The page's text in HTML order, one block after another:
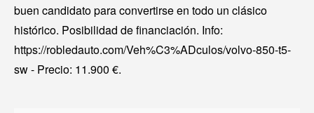
buen candidato para convertirse en todo un clásico
histórico. Posibilidad de financiación. Info:
https://robledauto.com/Veh%C3%ADculos/volvo-850-t5-
sw - Precio: 11.900 €.